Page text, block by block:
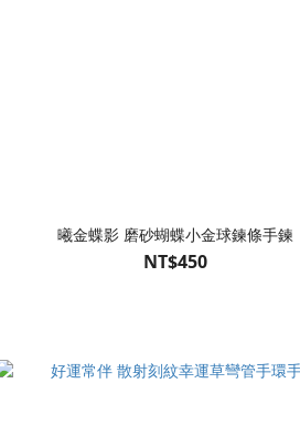
曦金蝶影 磨砂蝴蝶小金球鍊條手鍊
NT$450